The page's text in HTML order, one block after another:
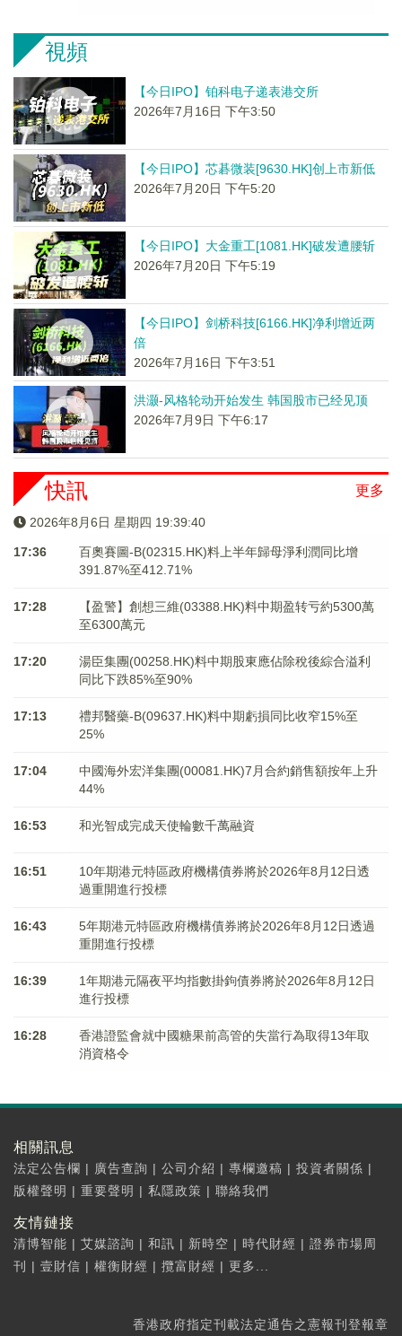
視頻
【今日IPO】铂科电子递表港交所
2026年7月16日 下午3:50
【今日IPO】芯碁微装[9630.HK]创上市新低
2026年7月20日 下午5:20
【今日IPO】大金重工[1081.HK]破发遭腰斩
2026年7月20日 下午5:19
【今日IPO】剑桥科技[6166.HK]净利增近两
倍
2026年7月16日 下午3:51
洪灏-风格轮动开始发生 韩国股市已经见顶
2026年7月9日 下午6:17
更多
快訊
2026年8月6日 星期四 19:39:40
17:36
百奧賽圖-B(02315.HK)料上半年歸母淨利潤同比增
391.87%至412.71%
17:28
【盈警】創想三維(03388.HK)料中期盈转亏約5300萬
至6300萬元
17:20
湯臣集團(00258.HK)料中期股東應佔除稅後綜合溢利
同比下跌85%至90%
17:13
禮邦醫藥-B(09637.HK)料中期虧損同比收窄15%至
25%
17:04
中國海外宏洋集團(00081.HK)7月合約銷售額按年上升
44%
16:53 和光智成完成天使輪數千萬融資
16:51
10年期港元特區政府機構債券將於2026年8月12日透
過重開進行投標
16:43
5年期港元特區政府機構債券將於2026年8月12日透過
重開進行投標
16:39
1年期港元隔夜平均指數掛鉤債券將於2026年8月12日
進行投標
16:28
香港證監會就中國糖果前高管的失當行為取得13年取
消資格令
相關訊息
法定公告欄 | 廣告查詢 | 公司介紹 | 專欄邀稿 | 投資者關係 |
版權聲明 | 重要聲明 | 私隱政策 | 聯絡我們
友情鏈接
清博智能 | 艾媒諮詢 | 和訊 | 新時空 | 時代財經 | 證券市場周
刊
| 壹財信 | 權衡財經 | 攬富財經 | 更多...
香港政府指定刊載法定通告之憲報刊登報章